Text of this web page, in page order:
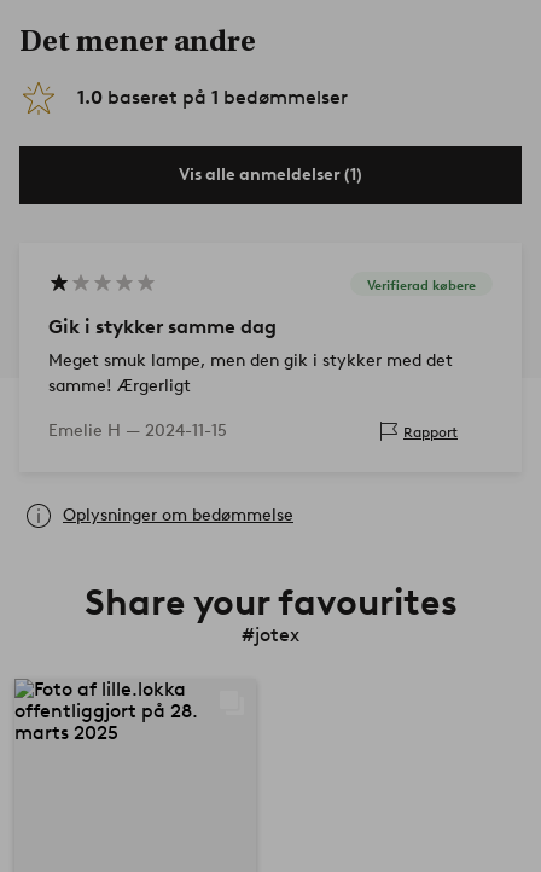
Det mener andre
1.0 baseret på 1 bedømmelser
Vis alle anmeldelser (1)
Verifierad købere
Gik i stykker samme dag
Meget smuk lampe, men den gik i stykker med det
samme! Ærgerligt
Emelie H — 2024-11-15 Rapport
Oplysninger om bedømmelse
Share your favourites
#jotex